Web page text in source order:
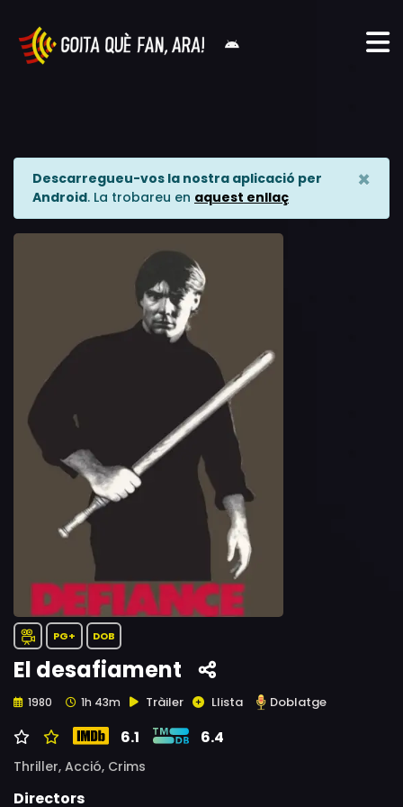
Descarregueu-vos la nostra aplicació per
Android. La trobareu en aquest enllaç
×
PG+ DOB
El desafiament
1980 1h 43m Tràiler Llista Doblatge
6.1 6.4
Thriller, Acció, Crims
Directors